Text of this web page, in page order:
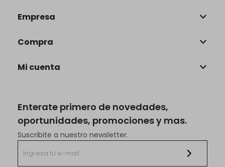
Enterate primero de novedades,
oportunidades, promociones y mas.
Suscribite a nuestro newsletter.
Empresa
Compra
Mi cuenta